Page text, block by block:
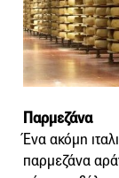
Παρμεζάνα
Ένα ακόμη
παρμεζάνα